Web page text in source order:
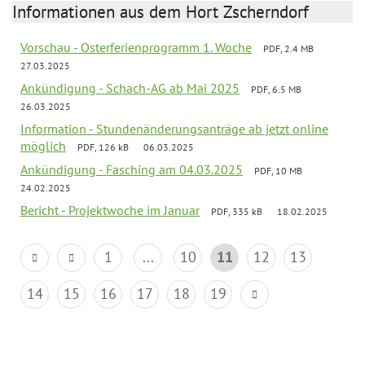
Informationen aus dem Hort Zscherndorf
Vorschau - Osterferienprogramm 1. Woche
PDF, 2.4 MB
27.03.2025
Ankündigung - Schach-AG ab Mai 2025
PDF, 6.5 MB
26.03.2025
Information - Stundenänderungsanträge ab jetzt online
möglich
PDF, 126 kB 06.03.2025
Ankündigung - Fasching am 04.03.2025
PDF, 10 MB
24.02.2025
Bericht - Projektwoche im Januar PDF, 335 kB 18.02.2025
1 ... 10 11 12
13
14
15 16 17 18 19